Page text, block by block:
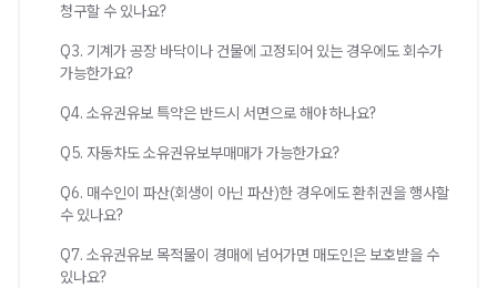
청구할 수 있나요?
Q3. 기계가 공장 바닥이나 건물에 고정되어 있는 경우에도 회수가
가능한가요?
Q4. 소유권유보 특약은 반드시 서면으로 해야 하나요?
Q5. 자동차도 소유권유보부매매가 가능한가요?
Q6. 매수인이 파산(회생이 아닌 파산)한 경우에도 환취권을 행사할
수 있나요?
Q7. 소유권유보 목적물이 경매에 넘어가면 매도인은 보호받을 수
있나요?